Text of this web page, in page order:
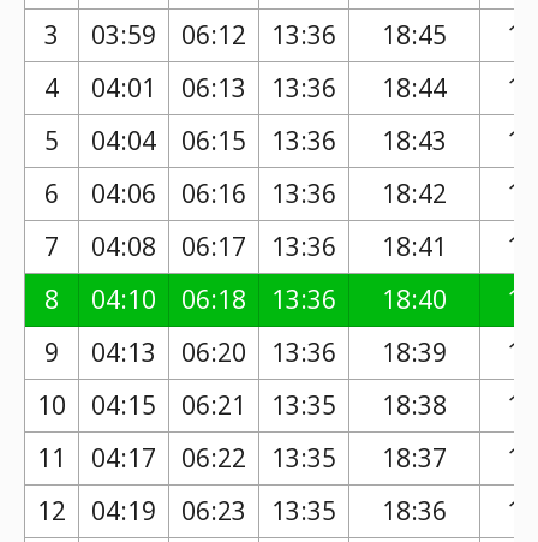
3
03:59 06:12 13:36 18:45
4
04:01 06:13 13:36 18:44
5
04:04 06:15 13:36 18:43
6
04:06 06:16 13:36 18:42
7
04:08 06:17 13:36 18:41
8
04:10 06:18 13:36 18:40
9
04:13 06:20 13:36 18:39
10
04:15 06:21 13:35 18:38
11
04:17 06:22 13:35 18:37
12
04:19 06:23 13:35 18:36